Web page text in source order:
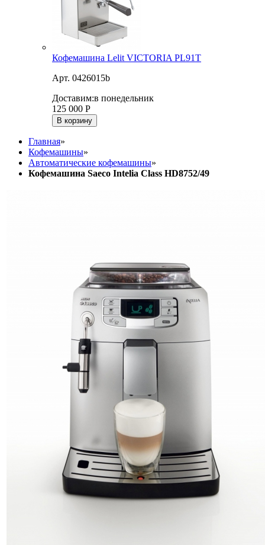
Кофемашина Lelit VICTORIA PL91T
Арт. 0426015b
Доставим:в понедельник
125 000 Р
В корзину
Главная»
Кофемашины»
Автоматические кофемашины»
Кофемашина Saeco Intelia Class HD8752/49